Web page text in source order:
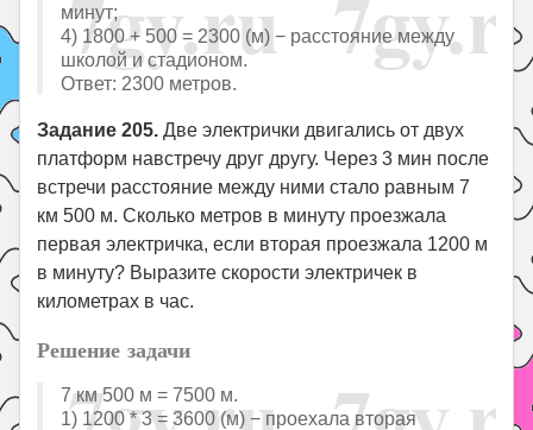
минут;
4) 1800 + 500 = 2300 (м) − расстояние между
школой и стадионом.
Ответ: 2300 метров.
Задание 205. Две электрички двигались от двух
платформ навстречу друг другу. Через 3 мин после
встречи расстояние между ними стало равным 7
км 500 м. Сколько метров в минуту проезжала
первая электричка, если вторая проезжала 1200 м
в минуту? Выразите скорости электричек в
километрах в час.
Решение задачи
7 км 500 м = 7500 м.
1) 1200 * 3 = 3600 (м) − проехала вторая